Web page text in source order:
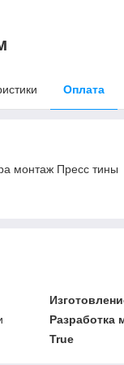
Оплата
монтаж Пресс тины
Разработка
True